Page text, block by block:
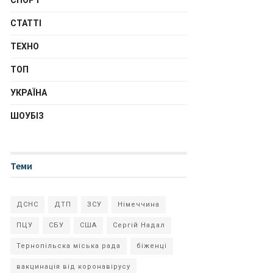
СТАТТІ
ТЕХНО
ТОП
УКРАЇНА
ШОУБІЗ
Теми
ДСНС ДТП ЗСУ Німеччина
ПЦУ СБУ США Сергій Надал
Тернопільска міська рада біженці
вакцинація від коронавірусу